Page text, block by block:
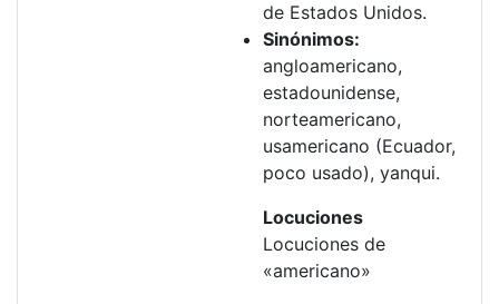
de Estados Unidos.
Sinónimos:
angloamericano,
estadounidense,
norteamericano,
usamericano (Ecuador,
poco usado), yanqui.
Locuciones
Locuciones de
«americano»